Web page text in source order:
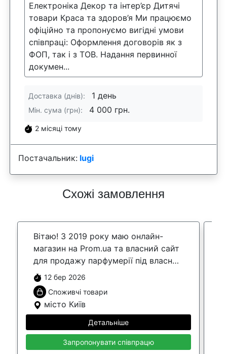
Електроніка Декор та інтер’єр Дитячі
товари Краса та здоров’я Ми працюємо
офіційно та пропонуємо вигідні умови
співпраці: Оформлення договорів як з
ФОП, так і з ТОВ. Надання первинної
докумен...
Доставка (днів): 1 день
Мін. сума (грн): 4 000 грн.
2 місяці тому
Постачальник: lugi
Схожі замовлення
Вітаю! З 2019 року маю онлайн-
магазин на Prom.ua та власний сайт
для продажу парфумерії під власним
брендом. Працюю як ФОП 3 групи
без ПДВ. У зв’язку ...
12 бер 2026
Споживчі товари
місто Київ
Детальніше
Запропонувати співпрацю